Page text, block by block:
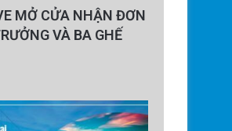
MỞ CỬA NHẬN ĐƠN
VÀ BA GHẾ